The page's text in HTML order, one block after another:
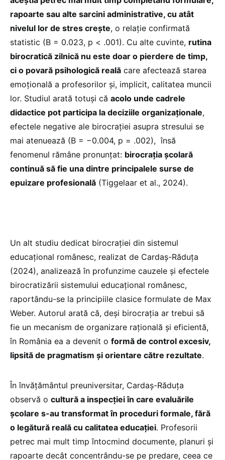
rapoarte sau alte sarcini administrative, cu atât
nivelul lor de stres crește, o relație confirmată
statistic (B = 0.023, p < .001). Cu alte cuvinte, rutina
birocratică zilnică nu este doar o pierdere de timp,
ci o povară psihologică reală care afectează starea
emoțională a profesorilor și, implicit, calitatea muncii
lor. Studiul arată totuși că acolo unde cadrele
didactice pot participa la deciziile organizaționale,
efectele negative ale birocrației asupra stresului se
mai atenuează (B = −0.004, p = .002), însă
fenomenul rămâne pronunțat: birocrația școlară
continuă să fie una dintre principalele surse de
epuizare profesională (Tiggelaar et al., 2024).
Un alt studiu dedicat birocrației din sistemul
educațional românesc, realizat de Cardaș-Răduța
(2024), analizează în profunzime cauzele și efectele
birocratizării sistemului educațional românesc,
raportându-se la principiile clasice formulate de Max
Weber. Autorul arată că, deși birocrația ar trebui să
fie un mecanism de organizare rațională și eficientă,
în România ea a devenit o formă de control excesiv,
lipsită de pragmatism și orientare către rezultate.
În învățământul preuniversitar, Cardaș-Răduța
observă o cultură a inspecției în care evaluările
școlare s-au transformat în proceduri formale, fără
o legătură reală cu calitatea educației. Profesorii
petrec mai mult timp întocmind documente, planuri și
rapoarte decât concentrându-se pe predare, ceea ce